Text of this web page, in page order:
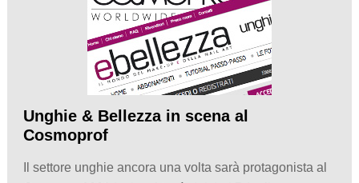
Unghie & Bellezza in scena al
Cosmoprof
Il settore unghie ancora una volta sarà protagonista al